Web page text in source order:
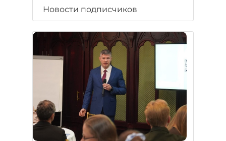
Новости подписчиков